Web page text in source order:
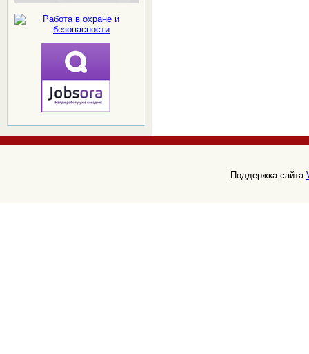
Поддержка сайта